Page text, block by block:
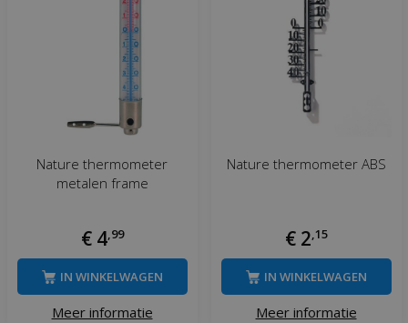
Nature thermometer
metalen frame
€ 4,99
Meer informatie
IN WINKELWAGEN
Nature thermometer ABS
€ 2,15
Meer informatie
IN WINKELWAGEN